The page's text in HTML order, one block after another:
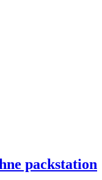
packstation